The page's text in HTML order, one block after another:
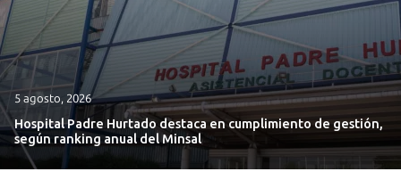
5 agosto, 2026
Hospital Padre Hurtado destaca en cumplimiento de gestión,
según ranking anual del Minsal